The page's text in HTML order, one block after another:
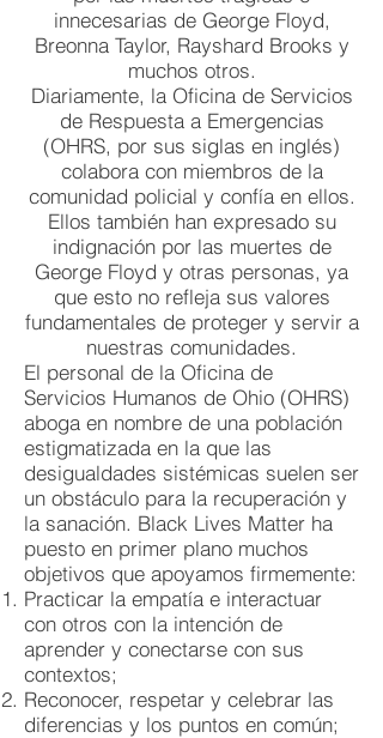
JUSTICIA
RACIAL
JUSTICIA
RACIAL
innecesarias de George Floyd,
Breonna Taylor, Rayshard Brooks y
muchos otros.
Diariamente, la Oficina de Servicios
de Respuesta a Emergencias
(OHRS, por sus siglas en inglés)
colabora con miembros de la
comunidad policial y confía en ellos.
Ellos también han expresado su
indignación por las muertes de
George Floyd y otras personas, ya
que esto no refleja sus valores
fundamentales de proteger y servir a
nuestras comunidades.
El personal de la Oficina de
Servicios Humanos de Ohio (OHRS)
aboga en nombre de una población
estigmatizada en la que las
desigualdades sistémicas suelen ser
un obstáculo para la recuperación y
la sanación. Black Lives Matter ha
puesto en primer plano muchos
objetivos que apoyamos firmemente:
Practicar la empatía e interactuar
con otros con la intención de
aprender y conectarse con sus
contextos;
Reconocer, respetar y celebrar las
diferencias y los puntos en común;